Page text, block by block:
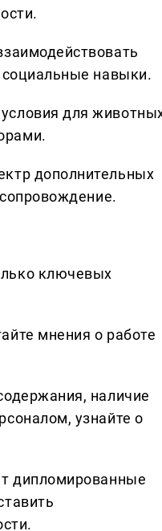
социальные навыки.
для
дополнительных
ключевых
мнения о работе
наличие
узнайте о
дипломированные